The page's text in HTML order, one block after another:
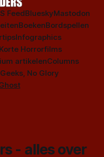
FeedBlueskyMastodon
BoekenBordspellen
Infographics
Korte Horrorfilms
artikelenColumns
No Glory
- alles over